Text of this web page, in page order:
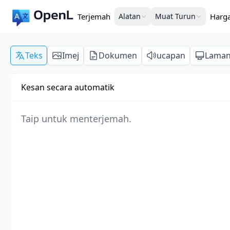
Terjemah Alatan Muat Turun
Teks Imej Dokumen ucapan
Kesan secara automatik